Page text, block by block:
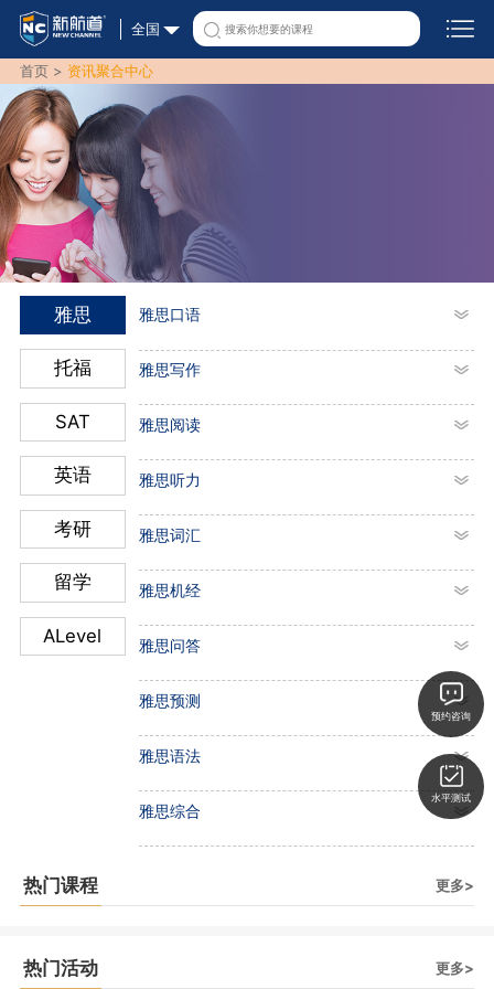
全国
首页 > 资讯聚合中心
雅思
托福
SAT
英语
考研
留学
ALevel
雅思口语
雅思写作
雅思阅读
雅思听力
雅思词汇
雅思机经
雅思问答
雅思预测
雅思语法
雅思综合
热门课程 更多>
热门活动 更多>
预约咨询
水平测试